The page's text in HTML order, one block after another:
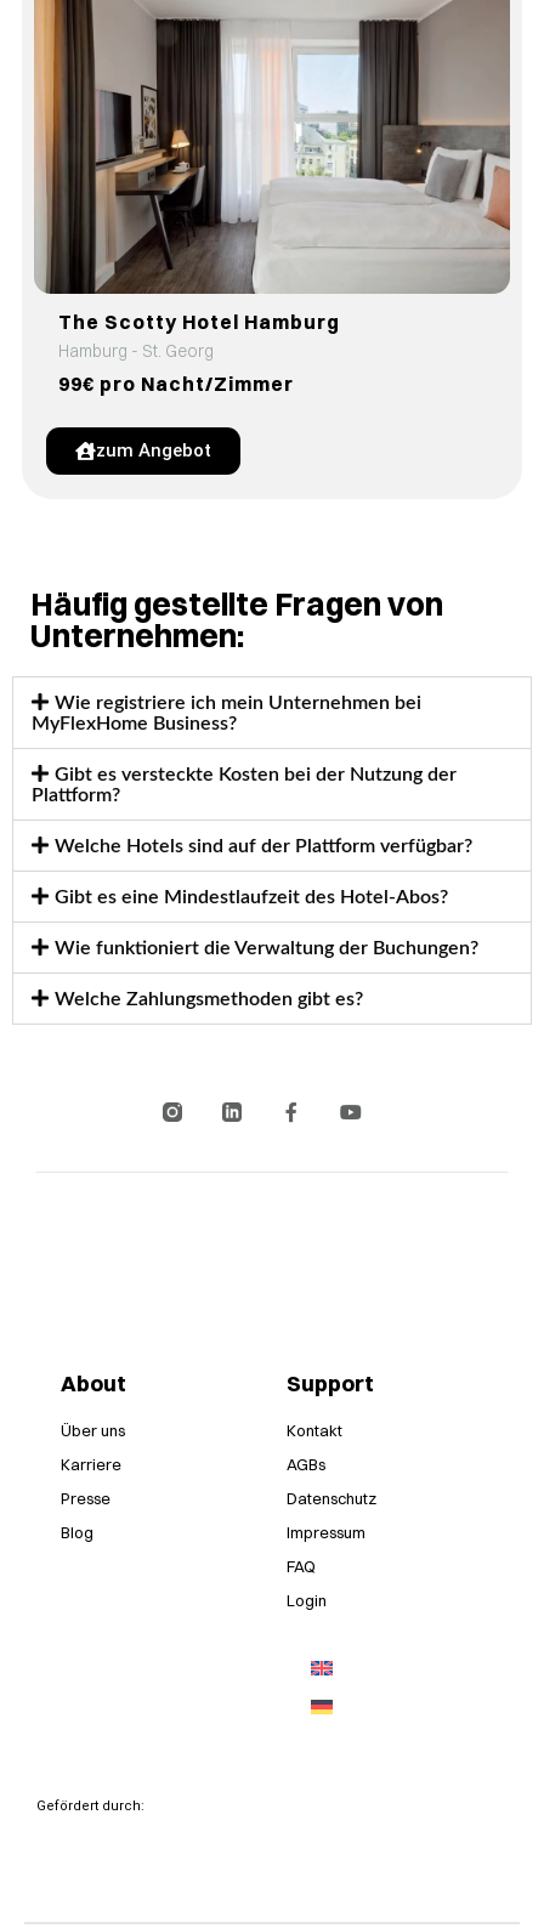
The Scotty Hotel Hamburg
Hamburg - St. Georg
99€ pro Nacht/Zimmer
zum Angebot
Häufig gestellte Fragen von
Unternehmen:
Wie registriere ich mein Unternehmen bei
MyFlexHome Business?
Gibt es versteckte Kosten bei der Nutzung der
Plattform?
Welche Hotels sind auf der Plattform verfügbar?
Gibt es eine Mindestlaufzeit des Hotel-Abos?
Wie funktioniert die Verwaltung der Buchungen?
Welche Zahlungsmethoden gibt es?
About
Über uns
Karriere
Presse
Blog
Support
Kontakt
AGBs
Datenschutz
Impressum
FAQ
Login
Gefördert durch: